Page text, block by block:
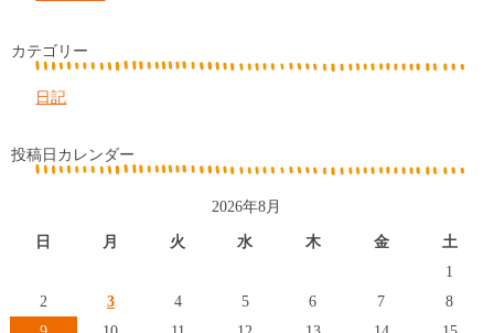
カテゴリー
日記
投稿日カレンダー
2026年8月
日 月 火 水 木 金
土
1
2
3 4 5 6 7
8